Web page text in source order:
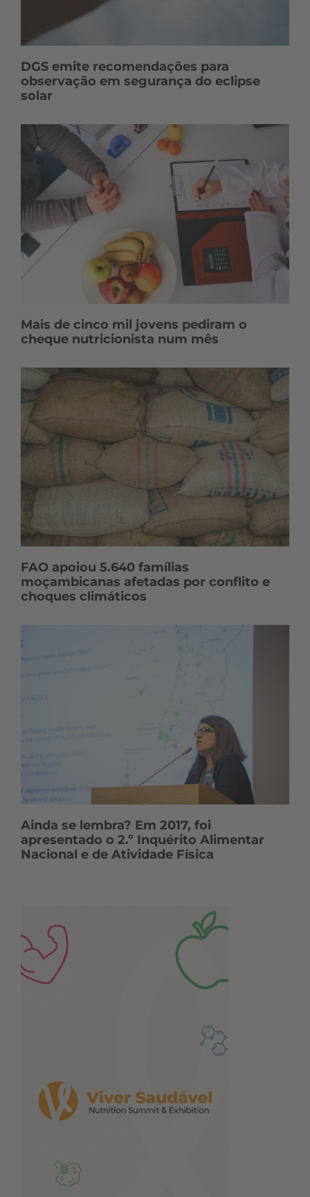
DGS emite recomendações para
observação em segurança do eclipse
solar
Mais de cinco mil jovens pediram o
cheque nutricionista num mês
FAO apoiou 5.640 famílias
moçambicanas afetadas por conflito e
choques climáticos
Ainda se lembra? Em 2017, foi
apresentado o 2.º Inquérito Alimentar
Nacional e de Atividade Física